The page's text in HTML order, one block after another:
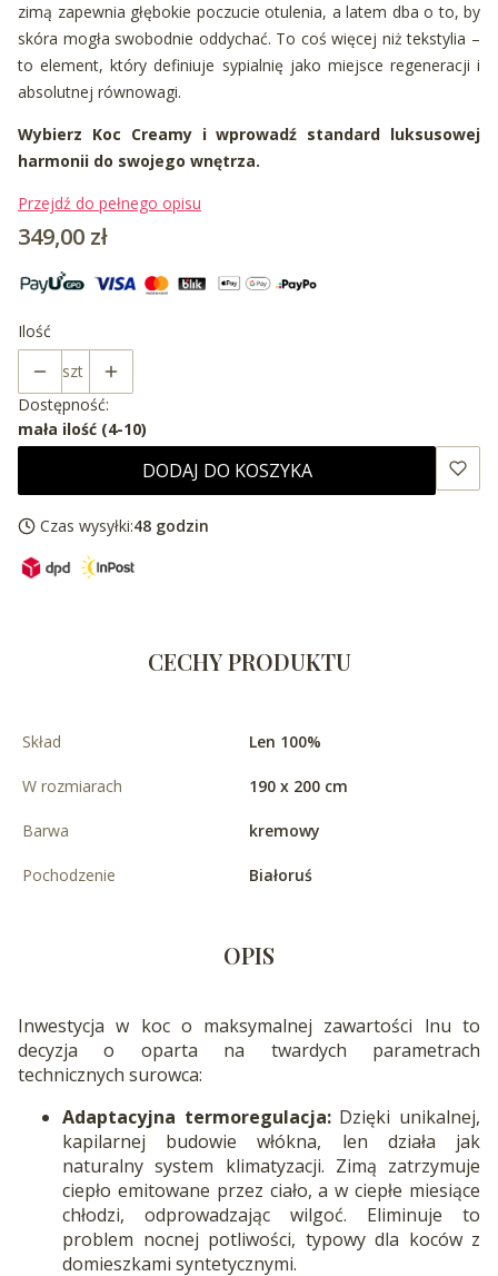
zimą zapewnia głębokie poczucie otulenia, a latem dba o to, by
skóra mogła swobodnie oddychać. To coś więcej niż tekstylia –
to element, który definiuje sypialnię jako miejsce regeneracji i
absolutnej równowagi.
Wybierz Koc Creamy i wprowadź standard luksusowej
harmonii do swojego wnętrza.
Przejdź do pełnego opisu
Cena
349,00 zł
Ilość
szt
Dostępność:
mała ilość (4-10)
DODAJ DO KOSZYKA
Czas wysyłki:48 godzin
CECHY PRODUKTU
Skład Len 100%
W rozmiarach 190 x 200 cm
Barwa kremowy
Pochodzenie Białoruś
OPIS
Inwestycja w koc o maksymalnej zawartości lnu to
decyzja o oparta na twardych parametrach
technicznych surowca:
Adaptacyjna termoregulacja:Dzięki unikalnej,
kapilarnej budowie włókna, len działa jak
naturalny system klimatyzacji. Zimą zatrzymuje
ciepło emitowane przez ciało, a w ciepłe miesiące
chłodzi, odprowadzając wilgoć. Eliminuje to
problem nocnej potliwości, typowy dla koców z
domieszkami syntetycznymi.